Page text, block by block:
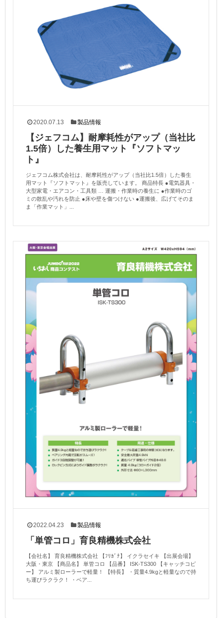
2020.07.13 製品情報
【ジェフコム】耐摩耗性がアップ（当社比
1.5倍）した養生用マット『ソフトマッ
ト』
ジェフコム株式会社は、耐摩耗性がアップ（当社比1.5倍）した養生
用マット『ソフトマット』を販売しています。 商品特長 ●電気器具・
大型家電・エアコン・工具類 … 運搬・作業時の養生に ●作業時のゴ
ミの散乱や汚れを防止 ●床や壁を傷つけない ●運搬後、広げてそのま
ま「作業マット」...
2022.04.23 製品情報
「単管コロ」育良精機株式会社
【会社名】 育良精機株式会社 【ﾌﾘｶﾞﾅ】 イクラセイキ 【出展会場】
大阪・東京 【商品名】 単管コロ 【品番】 ISK-TS300 【キャッチコピ
ー】 アルミ製ローラーで軽量！ 【特長】 ・質量4.9kgと軽量なので持
ち運びラクラク！ ・ベア...